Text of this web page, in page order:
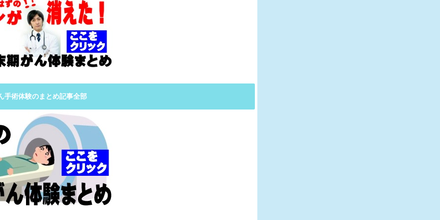
手術体験のまとめ記事全部